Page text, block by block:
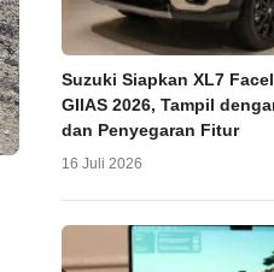
Suzuki Siapkan XL7
GIIAS 2026, Tampil
dan Penyegaran Fitur
16 Juli 2026